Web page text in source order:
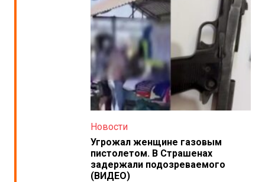
Новости
Угрожал женщине газовым
пистолетом. В Страшенах
задержали подозреваемого
(ВИДЕО)